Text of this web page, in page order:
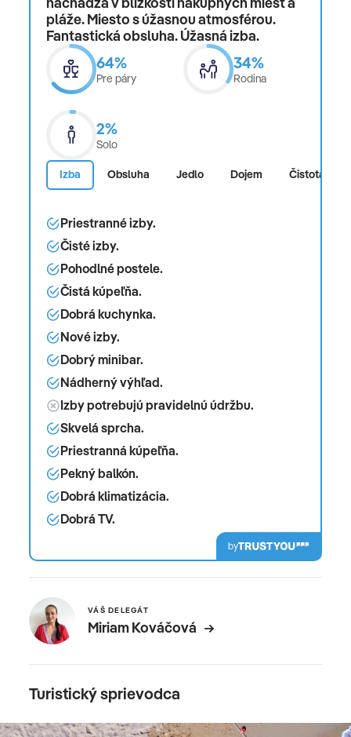
pláže. Miesto s úžasnou atmosférou.
Fantastická obsluha. Úžasná izba.
64%
Pre páry
34%
Rodina
2%
Solo
Izba Obsluha Jedlo Dojem Čistota
Priestranné izby.
Čisté izby.
Pohodlné postele.
Čistá kúpeľňa.
Dobrá kuchynka.
Nové izby.
Dobrý minibar.
Nádherný výhľad.
Izby potrebujú pravidelnú údržbu.
Skvelá sprcha.
Priestranná kúpeľňa.
Pekný balkón.
Dobrá klimatizácia.
Dobrá TV.
by
VÁŠ DELEGÁT
Miriam Kováčová
Turistický sprievodca